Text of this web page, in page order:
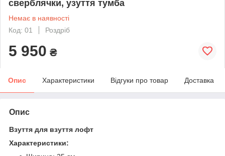
сверблячки, узуття тумба
Немає в наявності
Код: 01
Роздріб
5 950 ₴
Опис Характеристики Відгуки про товар Доставка
Опис
Взуття для взуття лофт
Характеристики: